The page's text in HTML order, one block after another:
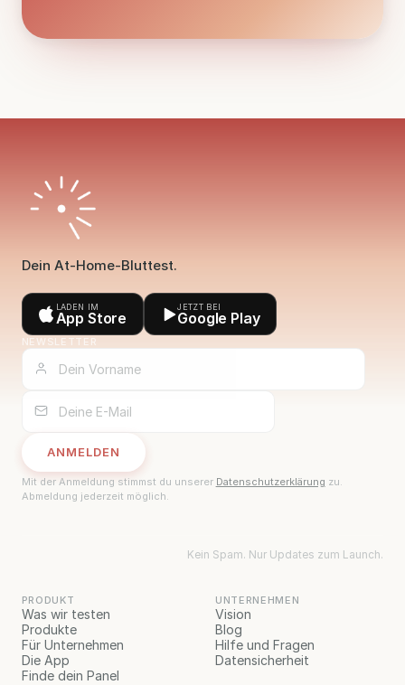
Dein At-Home-Bluttest.
LADEN IM
App Store
JETZT BEI
Google Play
NEWSLETTER
ANMELDEN
Mit der Anmeldung stimmst du unserer Datenschutzerklärung zu.
Abmeldung jederzeit möglich.
Kein Spam. Nur Updates zum Launch.
PRODUKT
Was wir testen
Produkte
Für Unternehmen
Die App
Finde dein Panel
UNTERNEHMEN
Vision
Blog
Hilfe und Fragen
Datensicherheit